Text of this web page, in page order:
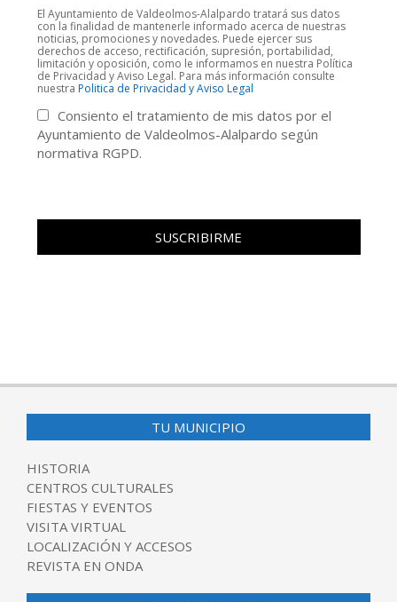
El Ayuntamiento de Valdeolmos-Alalpardo tratará sus datos
con la finalidad de mantenerle informado acerca de nuestras
noticias, promociones y novedades. Puede ejercer sus
derechos de acceso, rectificación, supresión, portabilidad,
limitación y oposición, como le informamos en nuestra Política
de Privacidad y Aviso Legal. Para más información consulte
nuestra Politica de Privacidad y Aviso Legal
Consiento el tratamiento de mis datos por el
Ayuntamiento de Valdeolmos-Alalpardo según
normativa RGPD.
TU MUNICIPIO
HISTORIA
CENTROS CULTURALES
FIESTAS Y EVENTOS
VISITA VIRTUAL
LOCALIZACIÓN Y ACCESOS
REVISTA EN ONDA